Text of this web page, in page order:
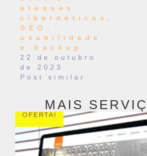
ataques
cibernéticos,
SEO,
usabilidade
e backup
22 de outubro
de 2023
Post similar
MAIS
OFERTA!